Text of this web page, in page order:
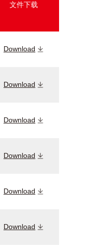
文件下载
Download
Download
Download
Download
Download
Download